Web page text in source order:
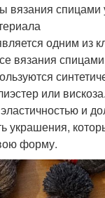
вязания спицами
одним из
вязания
или
и
украшения,
форму.